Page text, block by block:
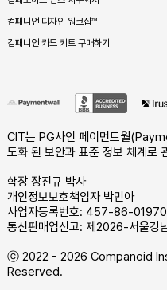
컴패니언 디자인 워크샵™
컴패니언 카드 키트 구매하기
CIT는 PG사인 페이먼트월
도화 된 보안과 표준 정보 체계로
학장 장진규 박사
개인정보보호책임자 박민아
사업자등록번호: 457-86-01970
통신판매업신고: 제2026-서울
ⓒ 2022 - 2026 Companoid
Reserved.